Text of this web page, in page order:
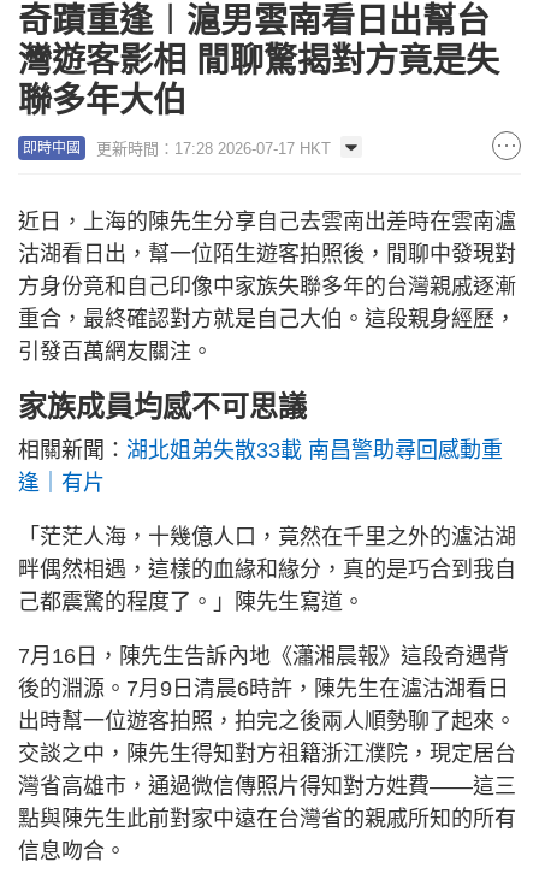
奇蹟重逢︱滬男雲南看日出幫台
灣遊客影相 閒聊驚揭對方竟是失
聯多年大伯
即時中國 更新時間：17:28 2026-07-17 HKT
近日，上海的陳先生分享自己去雲南出差時在雲南瀘
沽湖看日出，幫一位陌生遊客拍照後，閒聊中發現對
方身份竟和自己印像中家族失聯多年的台灣親戚逐漸
重合，最終確認對方就是自己大伯。這段親身經歷，
引發百萬網友關注。
家族成員均感不可思議
相關新聞： 湖北姐弟失散33載 南昌警助尋回感動重
逢｜有片
「茫茫人海，十幾億人口，竟然在千里之外的瀘沽湖
畔偶然相遇，這樣的血緣和緣分，真的是巧合到我自
己都震驚的程度了。」陳先生寫道。
7月16日，陳先生告訴內地《瀟湘晨報》這段奇遇背
後的淵源。7月9日清晨6時許，陳先生在瀘沽湖看日
出時幫一位遊客拍照，拍完之後兩人順勢聊了起來。
交談之中，陳先生得知對方祖籍浙江濮院，現定居台
灣省高雄市，通過微信傳照片得知對方姓費——這三
點與陳先生此前對家中遠在台灣省的親戚所知的所有
信息吻合。